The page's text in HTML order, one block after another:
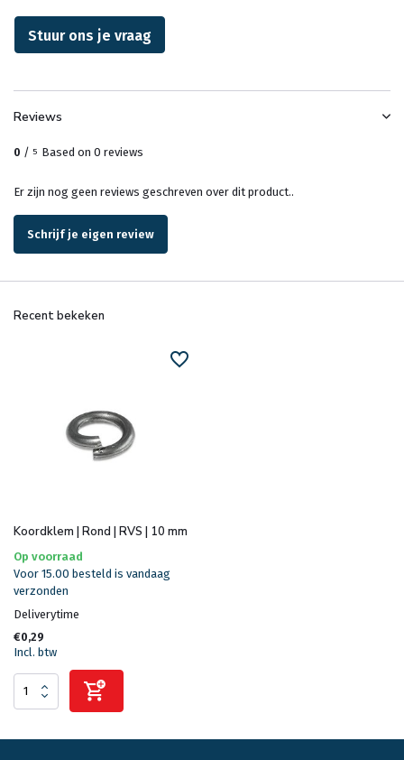
Stuur ons je vraag
Reviews
0 / 5 Based on 0 reviews
Er zijn nog geen reviews geschreven over dit product..
Schrijf je eigen review
Recent bekeken
Koordklem | Rond | RVS | 10 mm
Op voorraad
Voor 15.00 besteld is vandaag
verzonden
Deliverytime
€0,29
Incl. btw